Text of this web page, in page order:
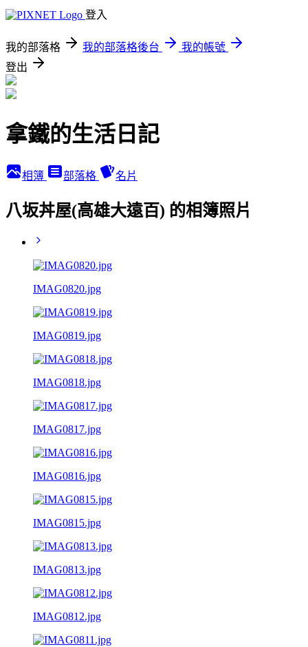
登入
我的部落格 我的部落格後台
我的帳號
登出
拿鐵的生活日記
相簿 部落格 名片
八坂丼屋(高雄大遠百) 的相簿照片
IMAG0820.jpg
IMAG0819.jpg
IMAG0818.jpg
IMAG0817.jpg
IMAG0816.jpg
IMAG0815.jpg
IMAG0813.jpg
IMAG0812.jpg